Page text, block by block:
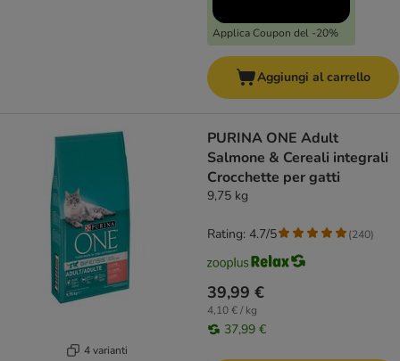
Applica Coupon del -20%
Aggiungi al carrello
4 varianti
PURINA ONE Adult
Salmone & Cereali integrali
Crocchette per gatti
9,75 kg
39,99 €
4,10 € / kg
37,99 €
Rating: 4.7/5 (240)